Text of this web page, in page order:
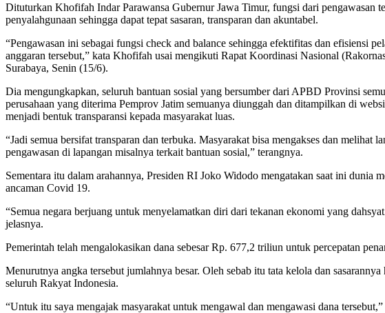
Dituturkan Khofifah Indar Parawansa Gubernur Jawa Timur, fungsi dari pengawasan
penyalahgunaan sehingga dapat tepat sasaran, transparan dan akuntabel.
“Pengawasan ini sebagai fungsi check and balance sehingga efektifitas dan efisiensi
anggaran tersebut,” kata Khofifah usai mengikuti Rapat Koordinasi Nasional
Surabaya, Senin (15/6).
Dia mengungkapkan, seluruh bantuan sosial yang bersumber dari APBD Provinsi
perusahaan yang diterima Pemprov Jatim semuanya diunggah dan ditampilkan di
menjadi bentuk transparansi kepada masyarakat luas.
“Jadi semua bersifat transparan dan terbuka. Masyarakat bisa mengakses dan
pengawasan di lapangan misalnya terkait bantuan sosial,” terangnya.
Sementara itu dalam arahannya, Presiden RI Joko Widodo mengatakan saat ini dunia
ancaman Covid 19.
“Semua negara berjuang untuk menyelamatkan diri dari tekanan ekonomi yang
jelasnya.
Pemerintah telah mengalokasikan dana sebesar Rp. 677,2 triliun untuk percepatan
Menurutnya angka tersebut jumlahnya besar. Oleh sebab itu tata kelola dan
seluruh Rakyat Indonesia.
“Untuk itu saya mengajak masyarakat untuk mengawal dan mengawasi dana tersebut,”